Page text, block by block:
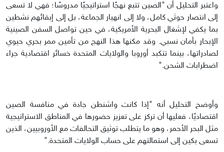
واعتبر التحليل أن "الصين تتبع نهجًا استراتيجيًا مدروسًا؛ فهي لا تسعى
إلى انتصار حوثي كامل، ولا إلى انهيار الجماعة، بل إلى إبقائهم نشطين
بما يكفي لإشغال البحرية الأمريكية، في حين تواصل السفن الصينية
الإبحار بأمان نسبي. وقد مكنها هذا النهج من تأمين ممر بحري حيوي
لصادراتها، بينما تتكبد أوروبا والولايات المتحدة خسائر اقتصادية جراء
اضطرابات الشحن."
وأوضح التحليل أنه "إذا كانت واشنطن جادة في منافسة الصين
اقتصاديًا، فعليها أن تركز على تعزيز حضورها في المناطق الاستراتيجية
مثل البحر الأحمر، وهو ما يتطلب توثيق التحالفات مع الأوروبيين، الذين
تسعى بكين إلى استمالتهم على حساب الولايات المتحدة."